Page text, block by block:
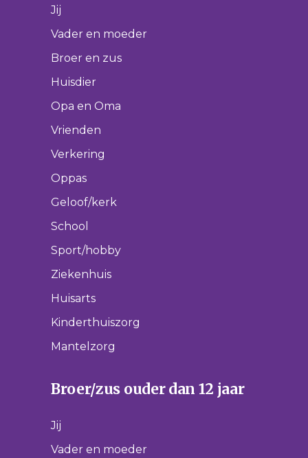
Jij
Vader en moeder
Broer en zus
Huisdier
Opa en Oma
Vrienden
Verkering
Oppas
Geloof/kerk
School
Sport/hobby
Ziekenhuis
Huisarts
Kinderthuiszorg
Mantelzorg
Broer/zus ouder dan 12 jaar
Jij
Vader en moeder